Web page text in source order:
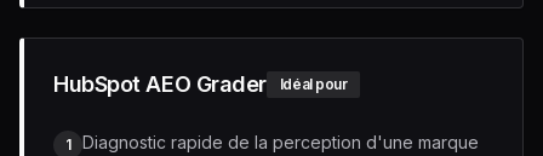
HubSpot AEO Grader Idéal pour
1
Diagnostic rapide de la perception d'une marque